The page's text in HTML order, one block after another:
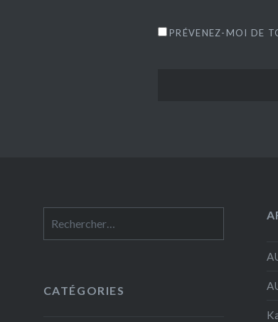
PRÉVENEZ-MOI DE
CATÉGORIES